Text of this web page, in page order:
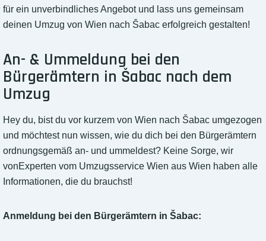
für ein unverbindliches Angebot und lass uns gemeinsam
deinen Umzug von Wien nach Šabac erfolgreich gestalten!
An- & Ummeldung bei den
Bürgerämtern in Šabac nach dem
Umzug
Hey du, bist du vor kurzem von Wien nach Šabac umgezogen
und möchtest nun wissen, wie du dich bei den Bürgerämtern
ordnungsgemäß an- und ummeldest? Keine Sorge, wir
vonExperten vom Umzugsservice Wien aus Wien haben alle
Informationen, die du brauchst!
Anmeldung bei den Bürgerämtern in Šabac: